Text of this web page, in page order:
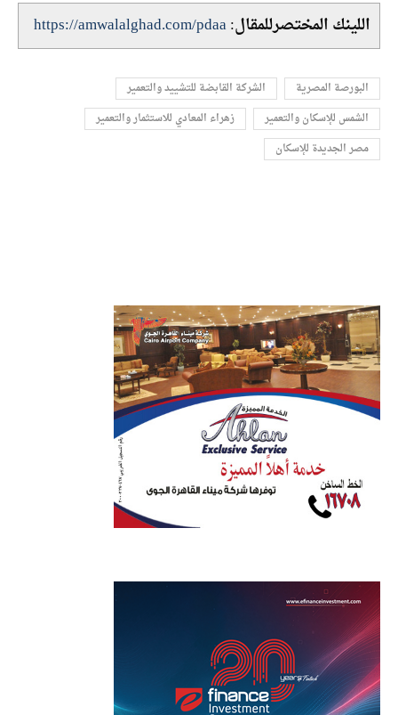
اللينك المختصرللمقال:https://amwalalghad.com/pdaa
البورصة المصرية
الشركة القابضة للتشييد والتعمير
الشمس للإسكان والتعمير
زهراء المعادي للاستثمار والتعمير
مصر الجديدة للإسكان